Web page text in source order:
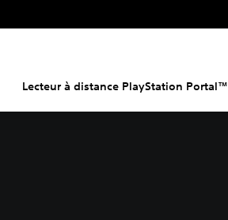
Lecteur à distance PlayStation Portal™